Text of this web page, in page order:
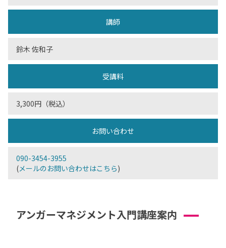
講師
鈴木 佐和子
受講料
3,300円（税込）
お問い合わせ
090-3454-3955
(メールのお問い合わせはこちら)
アンガーマネジメント入門講座案内